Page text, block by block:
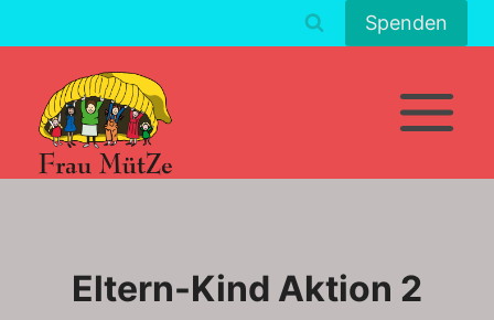
Inhalt
Spenden
Eltern-Kind Aktion 2